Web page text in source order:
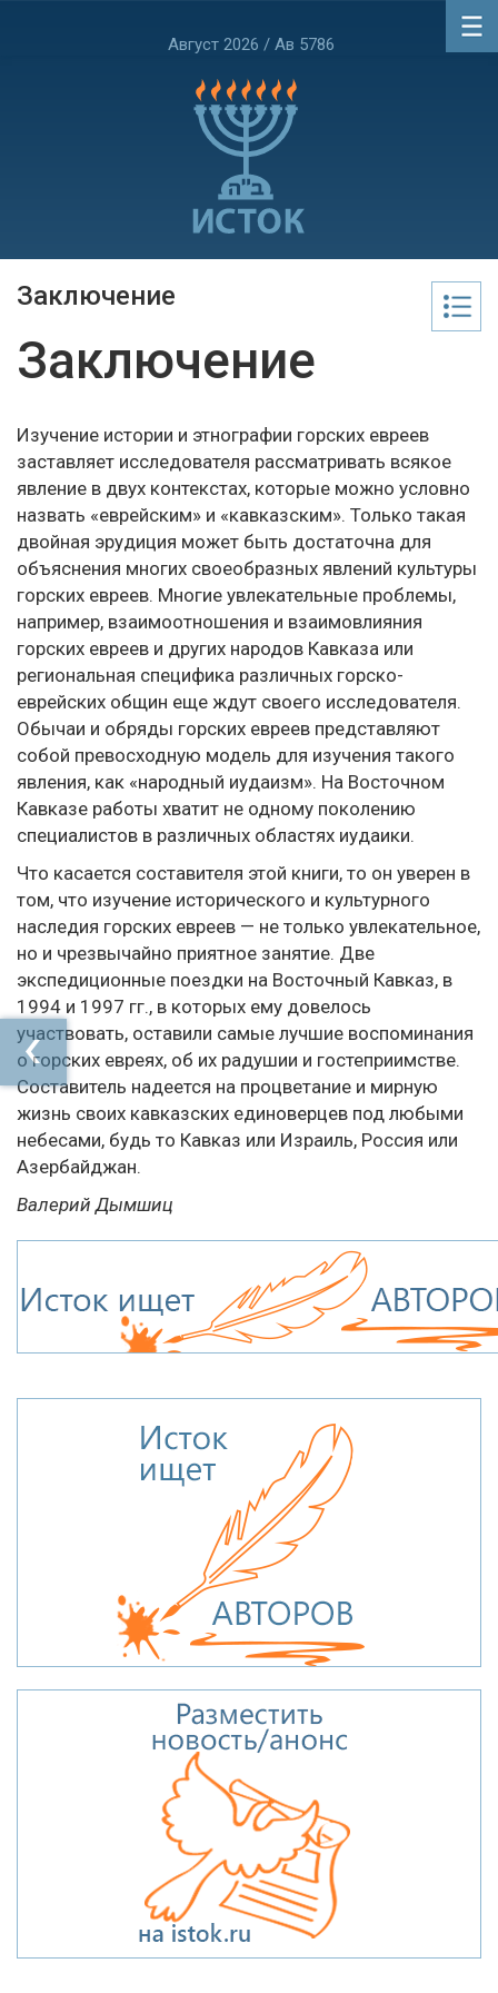
Август 2026 / Ав 5786
Заключение
Заключение
Изучение истории и этнографии горских евреев
заставляет исследователя рассматривать всякое
явление в двух контекстах, которые можно условно
назвать «еврейским» и «кавказским». Только такая
двойная эрудиция может быть достаточна для
объяснения многих своеобразных явлений культуры
горских евреев. Многие увлекательные проблемы,
например, взаимоотношения и взаимовлияния
горских евреев и других народов Кавказа или
региональная специфика различных горско-
еврейских общин еще ждут своего исследователя.
Обычаи и обряды горских евреев представляют
собой превосходную модель для изучения такого
явления, как «народный иудаизм». На Восточном
Кавказе работы хватит не одному поколению
специалистов в различных областях иудаики.
Что касается составителя этой книги, то он уверен в
том, что изучение исторического и культурного
наследия горских евреев — не только увлекательное,
но и чрезвычайно приятное занятие. Две
экспедиционные поездки на Восточный Кавказ, в
1994 и 1997 гг., в которых ему довелось
участвовать, оставили самые лучшие воспоминания
о горских евреях, об их радушии и гостеприимстве.
Составитель надеется на процветание и мирную
жизнь своих кавказских единоверцев под любыми
небесами, будь то Кавказ или Израиль, Россия или
Азербайджан.
Валерий Дымшиц